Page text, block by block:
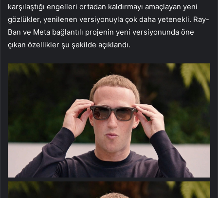
karşılaştığı engelleri ortadan kaldırmayı amaçlayan yeni
gözlükler, yenilenen versiyonuyla çok daha yetenekli. Ray-
Ban ve Meta bağlantılı projenin yeni versiyonunda öne
çıkan özellikler şu şekilde açıklandı.